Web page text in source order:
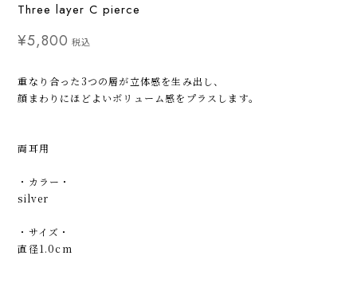
Three layer C pierce
¥5,800 税込
重なり合った3つの層が立体感を生み出し、
顔まわりにほどよいボリューム感をプラスします。
両耳用
・カラー・
silver
・サイズ・
直径1.0cm